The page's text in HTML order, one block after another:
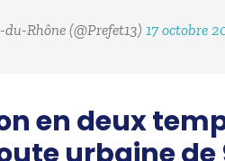
Rhône (@Prefet13) 17 octobre
en deux